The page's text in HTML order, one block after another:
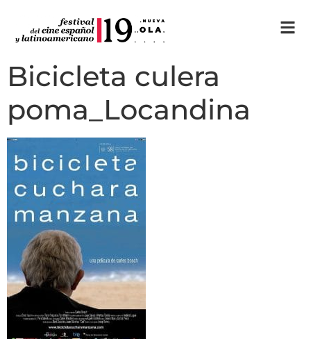
Bicicleta culera
poma_Locandina